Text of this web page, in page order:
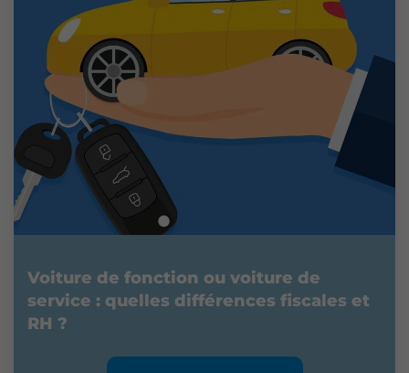
Voiture de fonction ou voiture de
service : quelles différences fiscales et
RH ?